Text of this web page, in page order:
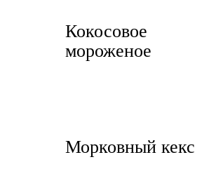
Кокосовое
мороженое
Морковный кекс